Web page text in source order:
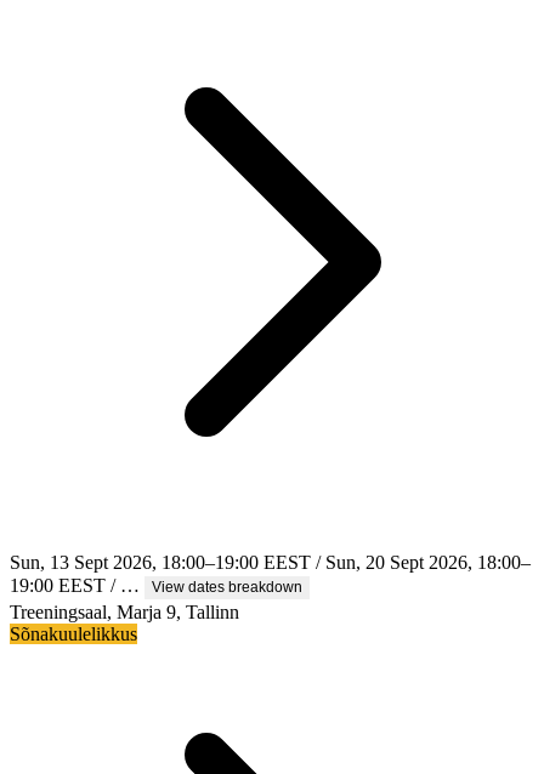
Sun, 13 Sept 2026, 18:00–19:00 EEST / Sun, 20 Sept 2026, 18:00–
19:00 EEST / …
View dates breakdown
Treeningsaal, Marja 9, Tallinn
Sõnakuulelikkus